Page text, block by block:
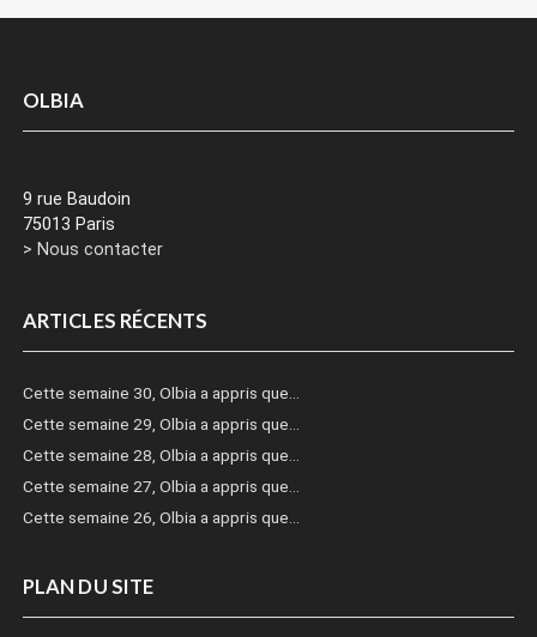
OLBIA
9 rue Baudoin
75013 Paris
> Nous contacter
ARTICLES RÉCENTS
Cette semaine 30, Olbia a appris que…
Cette semaine 29, Olbia a appris que…
Cette semaine 28, Olbia a appris que…
Cette semaine 27, Olbia a appris que…
Cette semaine 26, Olbia a appris que…
PLAN DU SITE